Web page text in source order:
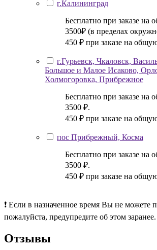
г.Калининград
Бесплатно при заказе на
3500₽ (в пределах
450 ₽ при заказе на
г.Гурьевск, Чкаловск,
Большое и Малое Исаково,
Холмогоровка, Прибрежное
Бесплатно при заказе на
3500 ₽.
450 ₽ при заказе на
пос Прибрежный, Косма
Бесплатно при заказе на
3500 ₽.
450 ₽ при заказе на
❗ Если в назначенное время Вы не можете
пожалуйста, предупредите об этом заранее.
Отзывы